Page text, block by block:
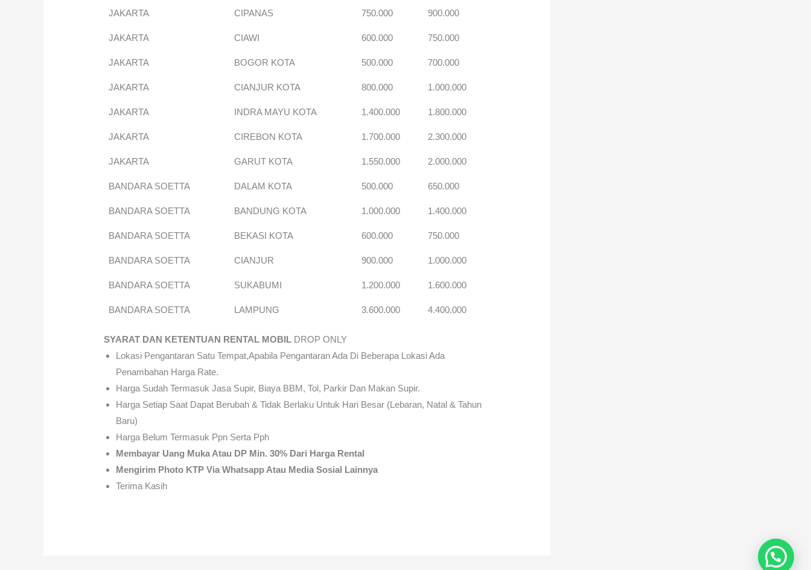
JAKARTA CIPANAS 750.000 900.000
JAKARTA CIAWI 600.000 750.000
JAKARTA BOGOR KOTA 500.000 700.000
JAKARTA CIANJUR KOTA 800.000 1.000.000
JAKARTA INDRA MAYU KOTA 1.400.000 1.800.000
JAKARTA CIREBON KOTA 1.700.000 2.300.000
JAKARTA GARUT KOTA 1.550.000 2.000.000
BANDARA SOETTA DALAM KOTA 500.000 650.000
BANDARA SOETTA BANDUNG KOTA 1.000.000 1.400.000
BANDARA SOETTA BEKASI KOTA 600.000 750.000
BANDARA SOETTA CIANJUR 900.000 1.000.000
BANDARA SOETTA SUKABUMI 1.200.000 1.600.000
BANDARA SOETTA LAMPUNG 3.600.000 4.400.000
SYARAT DAN KETENTUAN RENTAL MOBIL DROP ONLY
Lokasi Pengantaran Satu Tempat,apabila Pengantaran Ada Di Beberapa Lokasi Ada
Penambahan Harga Rate.
Harga Sudah Termasuk Jasa Supir, Biaya BBM, Tol, Parkir Dan Makan Supir.
Harga Setiap Saat Dapat Berubah & Tidak Berlaku Untuk Hari Besar (Lebaran, Natal & Tahun
Baru)
Harga Belum Termasuk Ppn Serta Pph
Membayar Uang Muka Atau DP Min. 30% Dari Harga Rental
Mengirim Photo KTP Via Whatsapp Atau Media Sosial Lainnya
Terima Kasih